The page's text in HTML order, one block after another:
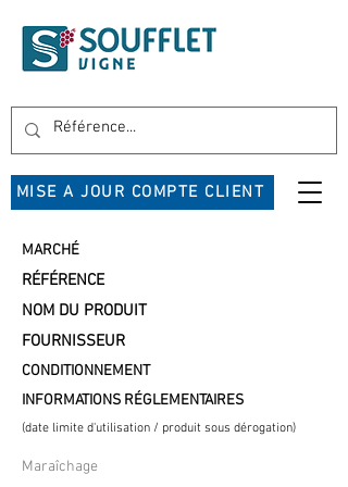
MISE A JOUR COMPTE CLIENT
MARCHÉ
RÉFÉRENCE
NOM DU PRODUIT
FOURNISSEUR
CONDITIONNEMENT
INFORMATIONS RÉGLEMENTAIRES
(date limite d'utilisation / produit sous dérogation)
Maraîchage